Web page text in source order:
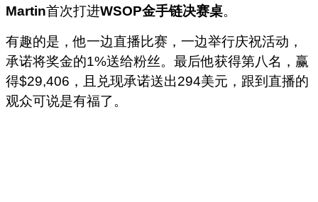
Martin首次打进WSOP金手链决赛桌。
有趣的是，他一边直播比赛，一边举行庆祝活动，
承诺将奖金的1%送给粉丝。最后他获得第八名，赢
得$29,406，且兑现承诺送出294美元，跟到直播的
观众可说是有福了。